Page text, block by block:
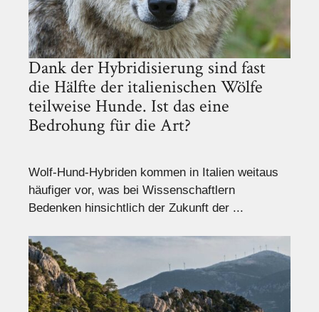
Dank der Hybridisierung sind fast
die Hälfte der italienischen Wölfe
teilweise Hunde. Ist das eine
Bedrohung für die Art?
Wolf-Hund-Hybriden kommen in Italien weitaus
häufiger vor, was bei Wissenschaftlern
Bedenken hinsichtlich der Zukunft der ...